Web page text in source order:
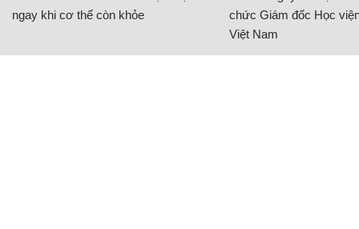
ngay khi cơ thể còn khỏe
chức Giám đốc Học
Việt Nam